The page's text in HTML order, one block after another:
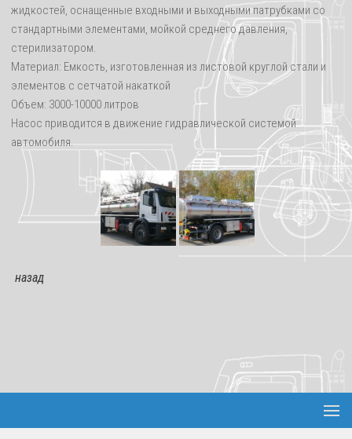
ПАРТНЕРЫ
ФИРМА
КОНТАКТЫ
РЕКЛАМА
жидкостей, оснащенные входными и выходными патрубками со
стандартными элементами, мойкой среднего давления,
стерилизатором.
Материал: Емкость, изготовленная из листовой круглой стали и
элементов с сетчатой накаткой
Объем: 3000-10000 литров
Насос приводится в движение гидравлической системой
автомобиля.
назад